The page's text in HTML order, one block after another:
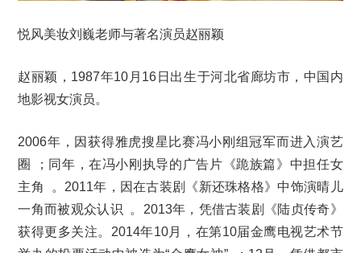
悦风美妆刘巍老师与著名演员赵丽颖
赵丽颖，1987年10月16日出生于河北省廊坊市，中国内
地影视女演员。
2006年，因获得雅虎搜星比赛冯小刚组冠军而进入演艺
圈 ；同年，在冯小刚执导的广告片《跪族篇》中担任女
主角 。2011年，因在古装剧《新还珠格格》中饰演晴儿
一角而被观众认识 。2013年，凭借古装剧《陆贞传奇》
获得更多关注。2014年10月，在第10届金鹰电视艺术节